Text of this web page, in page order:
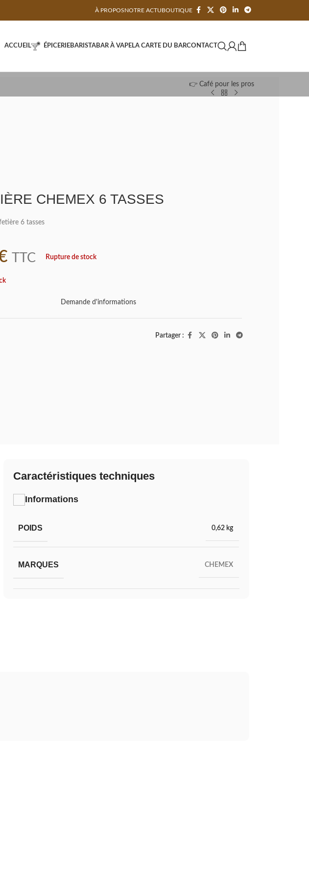
À PROPOSNOTRE ACTUBOUTIQUE
ACCUEIL ÉPICERIEBARISTABAR À VAPELA CARTE DU BARCONTACT
👉 Café pour les pros
CHEMEX 6 TASSES
6 tasses
TTC Rupture de stock
Demande d'informations
Partager :
Caractéristiques techniques
Informations
POIDS 0,62 kg
MARQUES CHEMEX